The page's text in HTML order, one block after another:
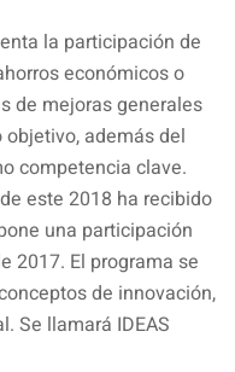
la participación de
económicos o
de mejoras generales
además del
competencia clave.
este 2018 ha recibido
una participación
2017. El programa se
de innovación,
Se llamará IDEAS